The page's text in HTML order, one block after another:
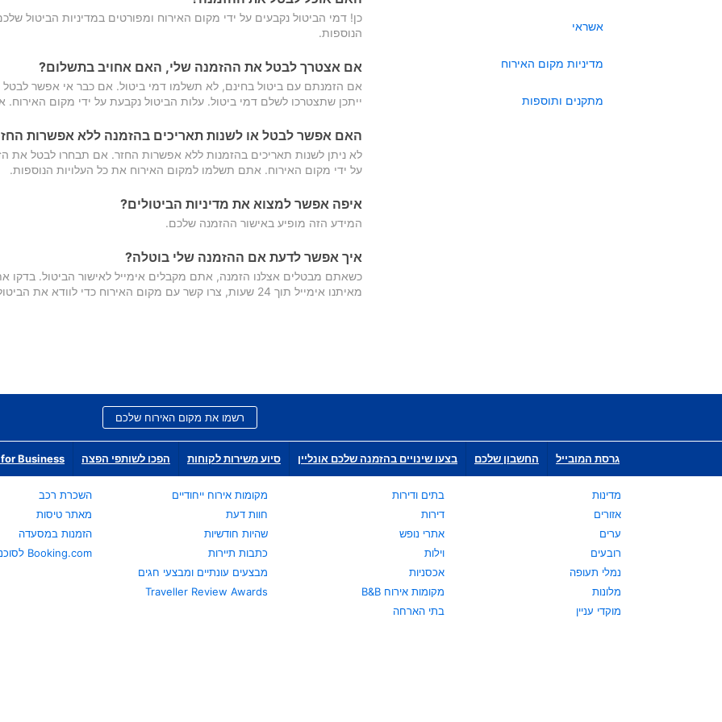
אשראי
מדיניות מקום האירוח
מתקנים ותוספות
כן! דמי הביטול נקבעים על ידי מקום האירוח ומפורטים במדיניות הביטול
הנוספות.
אם אצטרך לבטל את ההזמנה שלי, האם אחויב בתשלום?
אם הזמנתם עם ביטול בחינם, לא תשלמו דמי ביטול. אם כבר אי אפשר
ייתכן שתצטרכו לשלם דמי ביטול. עלות הביטול נקבעת על ידי מקום
האם אפשר לבטל או לשנות תאריכים בהזמנה ללא אפשרות
לא ניתן לשנות תאריכים בהזמנות ללא אפשרות החזר. אם תבחרו לבטל את
על ידי מקום האירוח. אתם תשלמו למקום האירוח את כל העלויות הנוספות.
איפה אפשר למצוא את מדיניות הביטולים?
המידע הזה מופיע באישור ההזמנה שלכם.
איך אפשר לדעת אם ההזמנה שלי בוטלה?
כשאתם מבטלים אצלנו הזמנה, אתם מקבלים אימייל לאישור הביטול.
מאיתנו אימייל תוך 24 שעות, צרו קשר עם מקום האירוח כדי לוודא את הביטול.
רשמו את מקום האירוח שלכם
גרסת המובייל החשבון שלכם בצעו שינויים בהזמנה שלכם אונליין סיוע משירות לקוחות הפכו לשותפי הפצה Business
מדינות
אזורים
ערים
רובעים
נמלי תעופה
מלונות
מוקדי עניין
בתים ודירות
דירות
אתרי נופש
וילות
אכסניות
מקומות אירוח B&B
בתי הארחה
מקומות אירוח ייחודיים
חוות דעת
שהיות חודשיות
כתבות תיירות
מבצעים עונתיים ומבצעי חגים
Traveller Review Awards
השכרת רכב
מאתר טיסות
הזמנות במסעדה
Booking.com לסוכני נסיעות